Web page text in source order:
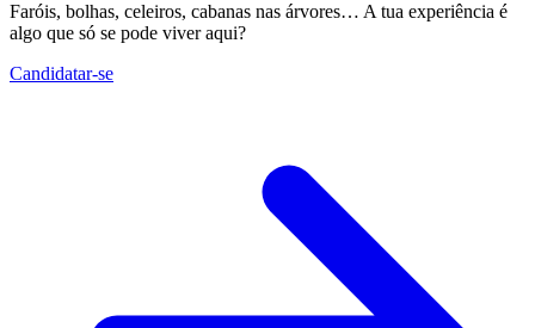
Faróis, bolhas, celeiros, cabanas nas árvores… A tua experiência é
algo que só se pode viver aqui?
Candidatar-se